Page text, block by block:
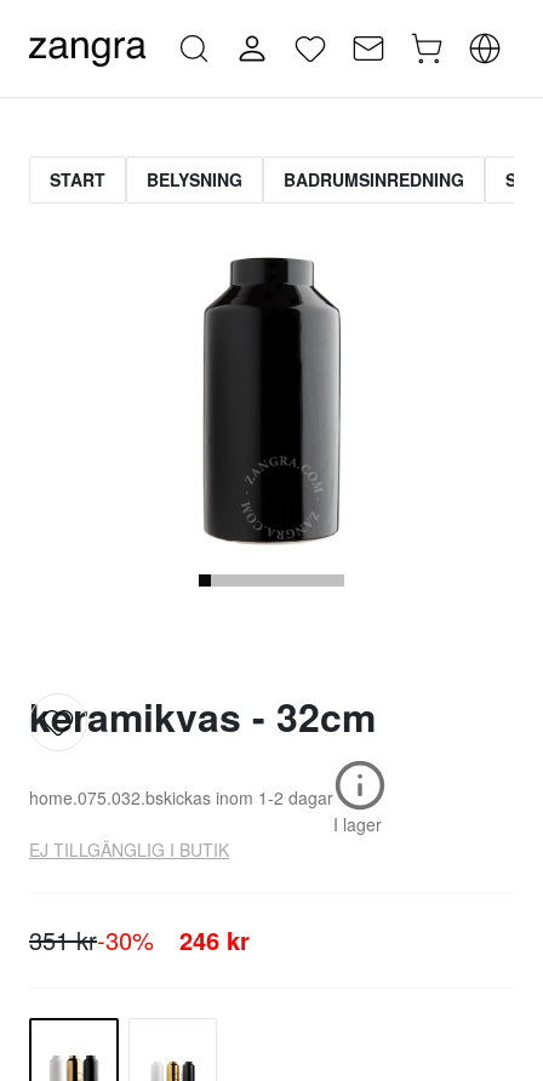
START BELYSNING BADRUMSINREDNING
keramikvas - 32cm
home.075.032.bskickas inom 1-2 dagar
I lager
EJ TILLGÄNGLIG I BUTIK
351 kr-30% 246 kr